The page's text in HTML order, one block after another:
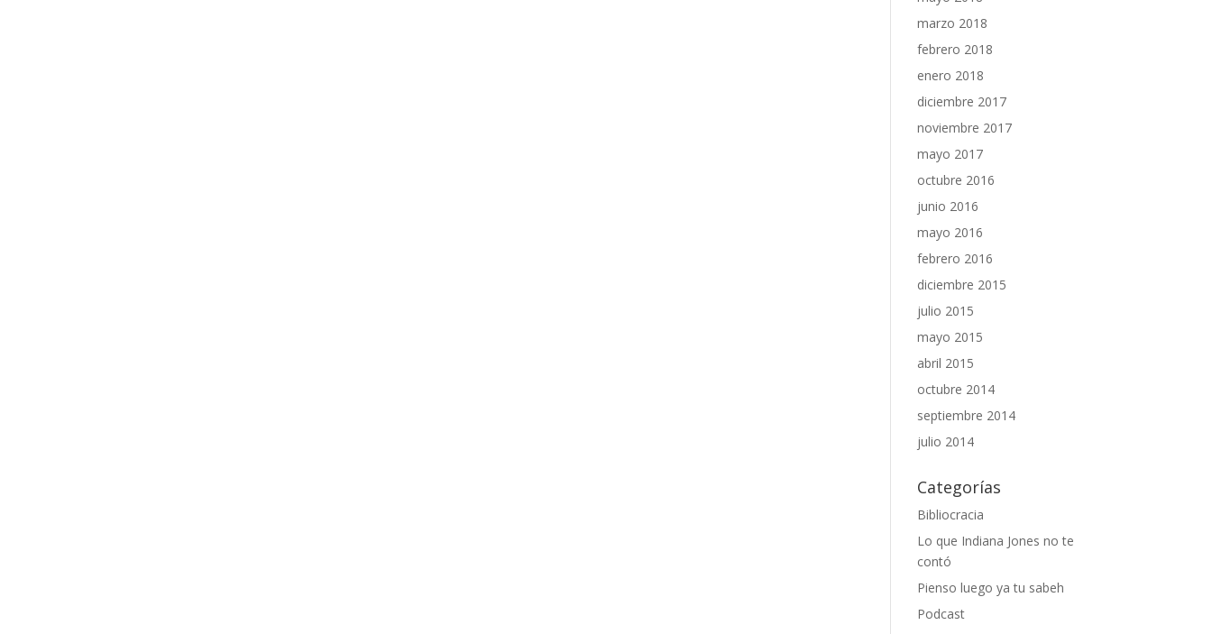
marzo 2018
febrero 2018
enero 2018
diciembre 2017
noviembre 2017
mayo 2017
octubre 2016
junio 2016
mayo 2016
febrero 2016
diciembre 2015
julio 2015
mayo 2015
abril 2015
octubre 2014
septiembre 2014
julio 2014
Categorías
Bibliocracia
Lo que Indiana Jones no te
contó
Pienso luego ya tu sabeh
Podcast